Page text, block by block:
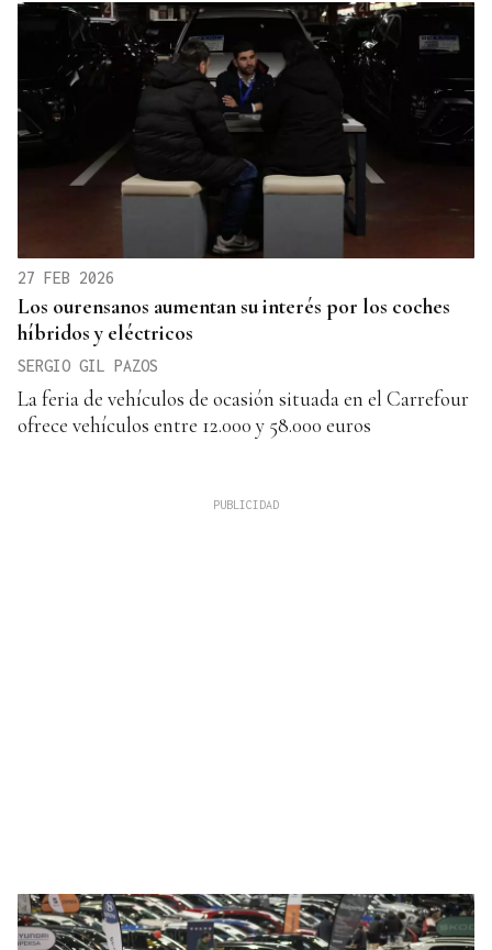
27 FEB 2026
Los ourensanos aumentan su interés por los coches
híbridos y eléctricos
SERGIO GIL PAZOS
La feria de vehículos de ocasión situada en el Carrefour
ofrece vehículos entre 12.000 y 58.000 euros